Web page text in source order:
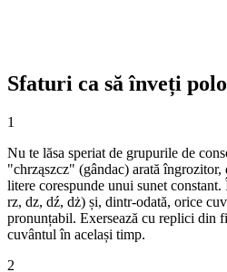
Sfaturi ca să înveți
1
Nu te lăsa speriat de grupurile de
"chrząszcz" (gândac) arată îngrozitor,
litere corespunde unui sunet
rz, dz, dź, dż) și, dintr-odată, orice
pronunțabil. Exersează cu replici din
cuvântul în același timp.
2